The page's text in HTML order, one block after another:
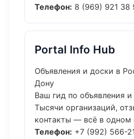
Телефон: 8 (969) 921 38
Portal Info Hub
Объявления и доски в
Дону
Ваш гид по объявления и
Тысячи организаций,
контакты — всё в одном
Телефон: +7 (992) 566-